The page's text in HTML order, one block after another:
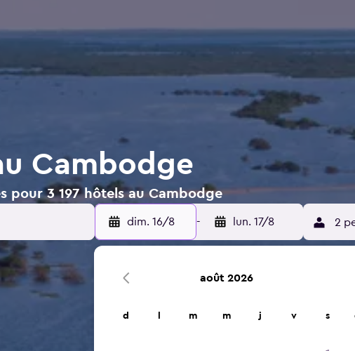
Cambodge
pour 3 197 hôtels au Cambodge
dim. 16/8 - lun. 17/8 2
août 2026
d m m j v s